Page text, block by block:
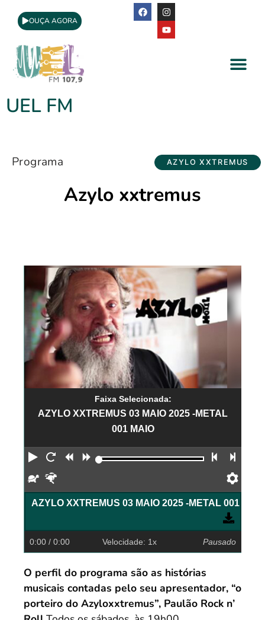
OUÇA AGORA
UEL FM
Programa AZYLO XXTREMUS
Azylo xxtremus
Faixa Selecionada:
AZYLO XXTREMUS 03 MAIO 2025 -METAL
001 MAIO
Reproduzir
Reiniciar
Retroceder
Avançar Faixa
Devagar
0:00 / 0:00 Velocidade: 1x Pausado
O perfil do programa são as histórias
musicais contadas pelo seu apresentador, “o
porteiro do Azyloxxtremus”, Paulão Rock n’